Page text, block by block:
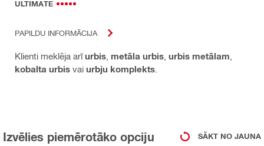
ULTIMATE
PAPILDU INFORMĀCIJA
Klienti meklēja arīurbis metāla urbis urbis metālam
kobalta urbis vai urbju komplekts
Izvēlies piemērotāko opciju SĀKT NO JAUNA